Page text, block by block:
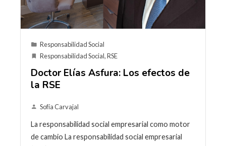
Responsabilidad Social
Responsabilidad Social,RSE
Doctor Elías Asfura: Los efectos de
la RSE
Sofía Carvajal
La responsabilidad social empresarial como motor
de cambio La responsabilidad social empresarial